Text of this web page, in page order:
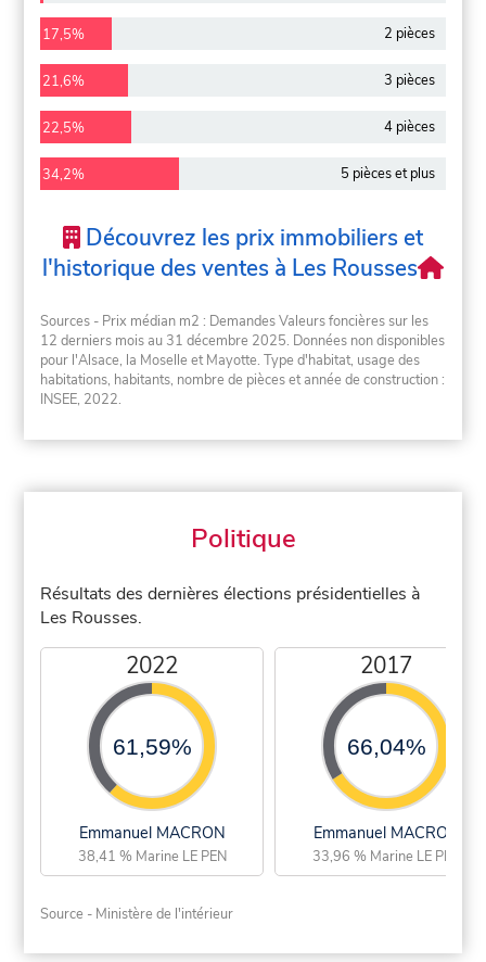
17,5% 2 pièces
21,6% 3 pièces
22,5% 4 pièces
34,2% 5 pièces et plus
Découvrez les prix immobiliers et
l'historique des ventes à Les Rousses
Sources - Prix médian m2 : Demandes Valeurs foncières sur les
12 derniers mois au 31 décembre 2025. Données non disponibles
pour l'Alsace, la Moselle et Mayotte. Type d'habitat, usage des
habitations, habitants, nombre de pièces et année de construction :
INSEE, 2022.
Politique
Résultats des dernières élections présidentielles à
Les Rousses.
2022
61,59%
Emmanuel MACRON
38,41 % Marine LE PEN
2017
66,04%
Emmanuel MACRON
33,96 % Marine LE PEN
Source - Ministère de l'intérieur